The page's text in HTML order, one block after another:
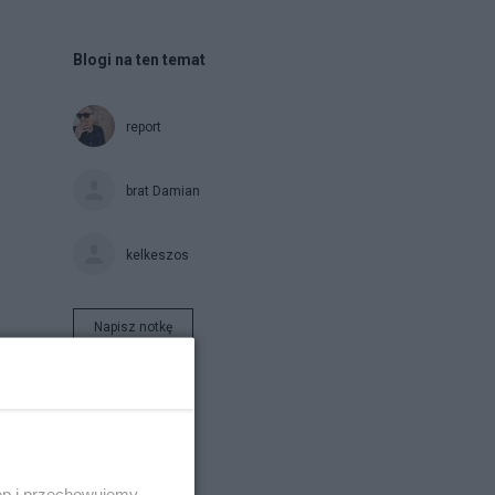
Blogi na ten temat
report
brat Damian
kelkeszos
Napisz notkę